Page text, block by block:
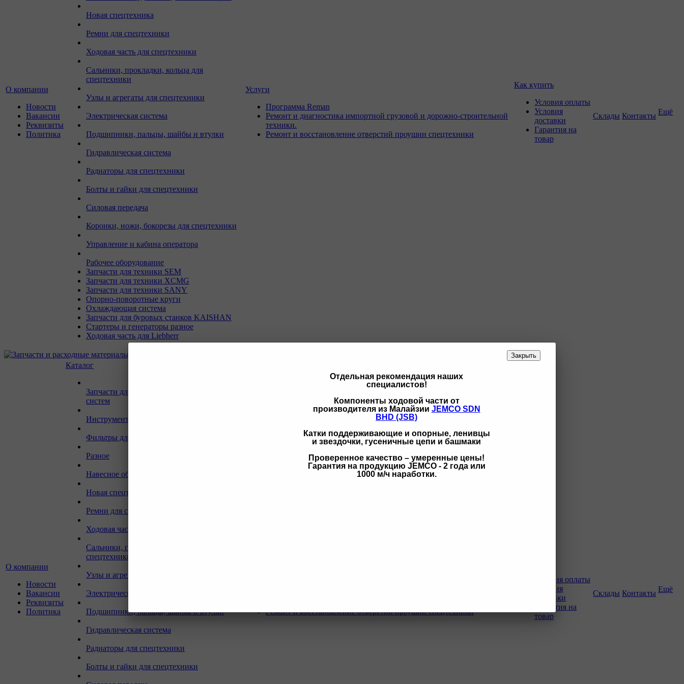
Закрыть
Отдельная рекомендация наших
специалистов!
Компоненты ходовой части от
производителя из Малайзии JEMCO SDN
BHD (JSB)
Катки поддерживающие и опорные, ленивцы
и звездочки, гусеничные цепи и башмаки
Проверенное качество – умеренные цены!
Гарантия на продукцию JEMCO - 2 года или
1000 м/ч наработки.
О компании
Новости
Вакансии
Реквизиты
Политика
Новая спецтехника
Ремни для спецтехники
Ходовая часть для спецтехники
Сальники, прокладки, кольца для
спецтехники
Узлы и агрегаты для спецтехники
Электрическая система
Подшипники, пальцы, шайбы и втулки
Гидравлическая система
Радиаторы для спецтехники
Болты и гайки для спецтехники
Силовая передача
Коронки, ножи, бокорезы для спецтехники
Управление и кабина оператора
Рабочее оборудование
Запчасти для техники SEM
Запчасти для техники XCMG
Запчасти для техники SANY
Опорно-поворотные круги
Охлаждающая система
Запчасти для буровых станков KAISHAN
Стартеры и генераторы разное
Ходовая часть для Liebherr
Услуги
Программа Reman
Ремонт и диагностика импортной грузовой и дорожно-строительной
техники.
Ремонт и восстановление отверстий проушин спецтехники
Как купить
Условия оплаты
Условия
доставки
Гарантия на
товар
Склады Контакты Ещё
О компании
Новости
Вакансии
Реквизиты
Политика
Каталог
Запчасти для двигателей и сопутствующих
систем
Инструмент и материалы для СТО
Фильтры для спецтехники
Разное
Навесное оборудование для экскаваторов
Новая спецтехника
Ремни для спецтехники
Ходовая часть для спецтехники
Сальники, прокладки, кольца для
спецтехники
Узлы и агрегаты для спецтехники
Электрическая система
Подшипники, пальцы, шайбы и втулки
Гидравлическая система
Радиаторы для спецтехники
Болты и гайки для спецтехники
Ремонт и восстановление отверстий проушин спецтехники
Условия оплаты
Условия
доставки
Гарантия на
товар
Склады Контакты Ещё